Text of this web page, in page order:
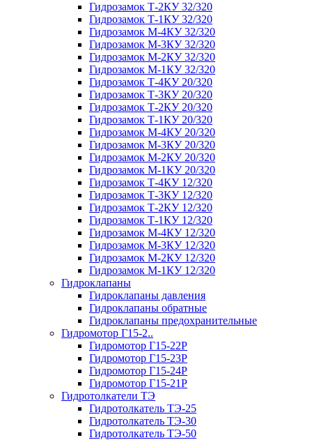
Гидрозамок Т-2КУ 32/320
Гидрозамок Т-1КУ 32/320
Гидрозамок М-4КУ 32/320
Гидрозамок М-3КУ 32/320
Гидрозамок М-2КУ 32/320
Гидрозамок М-1КУ 32/320
Гидрозамок Т-4КУ 20/320
Гидрозамок Т-3КУ 20/320
Гидрозамок Т-2КУ 20/320
Гидрозамок Т-1КУ 20/320
Гидрозамок М-4КУ 20/320
Гидрозамок М-3КУ 20/320
Гидрозамок М-2КУ 20/320
Гидрозамок М-1КУ 20/320
Гидрозамок Т-4КУ 12/320
Гидрозамок Т-3КУ 12/320
Гидрозамок Т-2КУ 12/320
Гидрозамок Т-1КУ 12/320
Гидрозамок М-4КУ 12/320
Гидрозамок М-3КУ 12/320
Гидрозамок М-2КУ 12/320
Гидрозамок М-1КУ 12/320
Гидроклапаны
Гидроклапаны давления
Гидроклапаны обратные
Гидроклапаны предохранительные
Гидромотор Г15-2..
Гидромотор Г15-22Р
Гидромотор Г15-23Р
Гидромотор Г15-24Р
Гидромотор Г15-21Р
Гидротолкатели ТЭ
Гидротолкатель ТЭ-25
Гидротолкатель ТЭ-30
Гидротолкатель ТЭ-50